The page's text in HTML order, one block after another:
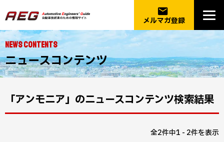
email
メルマガ登録
NEWS CONTENTS
ニュースコンテンツ
「アンモニア」のニュースコンテンツ検索結果
全2件中1 - 2件を表示